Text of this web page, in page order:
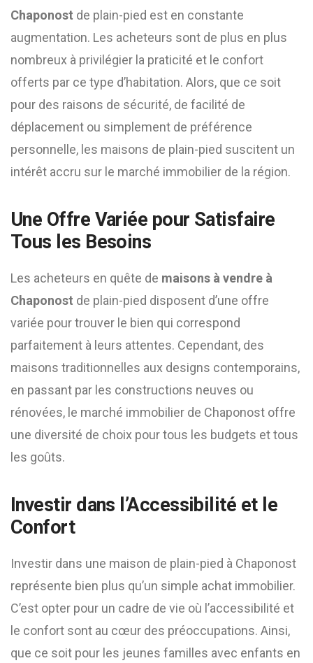
Chaponost de plain-pied est en constante
augmentation. Les acheteurs sont de plus en plus
nombreux à privilégier la praticité et le confort
offerts par ce type d’habitation. Alors, que ce soit
pour des raisons de sécurité, de facilité de
déplacement ou simplement de préférence
personnelle, les maisons de plain-pied suscitent un
intérêt accru sur le marché immobilier de la région.
Une Offre Variée pour Satisfaire
Tous les Besoins
Les acheteurs en quête de maisons à vendre à
Chaponost de plain-pied disposent d’une offre
variée pour trouver le bien qui correspond
parfaitement à leurs attentes. Cependant, des
maisons traditionnelles aux designs contemporains,
en passant par les constructions neuves ou
rénovées, le marché immobilier de Chaponost offre
une diversité de choix pour tous les budgets et tous
les goûts.
Investir dans l’Accessibilité et le
Confort
Investir dans une maison de plain-pied à Chaponost
représente bien plus qu’un simple achat immobilier.
C’est opter pour un cadre de vie où l’accessibilité et
le confort sont au cœur des préoccupations. Ainsi,
que ce soit pour les jeunes familles avec enfants en